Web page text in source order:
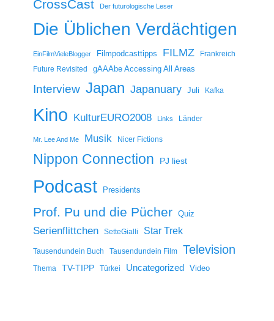
CrossCast Der futurologische Leser
Die Üblichen Verdächtigen
EinFilmVieleBlogger Filmpodcasttipps FILMZ
Frankreich
Future Revisited
gAAAbe Accessing All Areas
Interview Japan Japanuary Juli Kafka
Kino KulturEURO2008 Links Länder
Mr. Lee And Me Musik Nicer Fictions
Nippon Connection PJ liest
Podcast Presidents
Prof. Pu und die Pücher Quiz
Serienflittchen SetteGialli Star Trek
Tausendundein Buch Tausendundein Film Television
Thema TV-TIPP Türkei Uncategorized Video